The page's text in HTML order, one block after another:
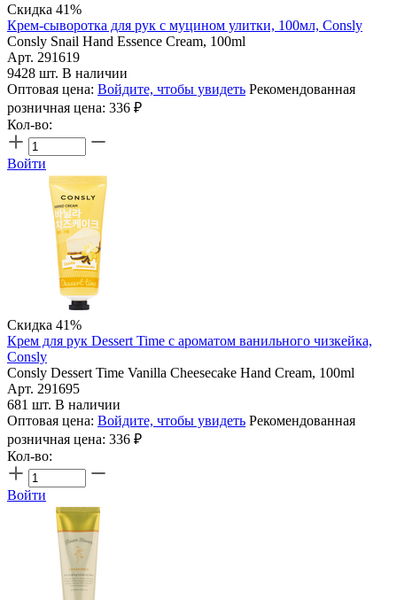
Скидка 41%
Крем-сыворотка для рук с муцином улитки, 100мл, Consly
Consly Snail Hand Essence Cream, 100ml
Арт. 291619
9428 шт. В наличии
Оптовая цена: Войдите, чтобы увидеть Рекомендованная
розничная цена: 336 ₽
Кол-во:
Войти
Скидка 41%
Крем для рук Dessert Time с ароматом ванильного чизкейка,
Consly
Consly Dessert Time Vanilla Cheesecake Hand Cream, 100ml
Арт. 291695
681 шт. В наличии
Оптовая цена: Войдите, чтобы увидеть Рекомендованная
розничная цена: 336 ₽
Кол-во:
Войти